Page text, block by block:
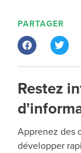
PARTAGER
Restez
Apprenez des
développer